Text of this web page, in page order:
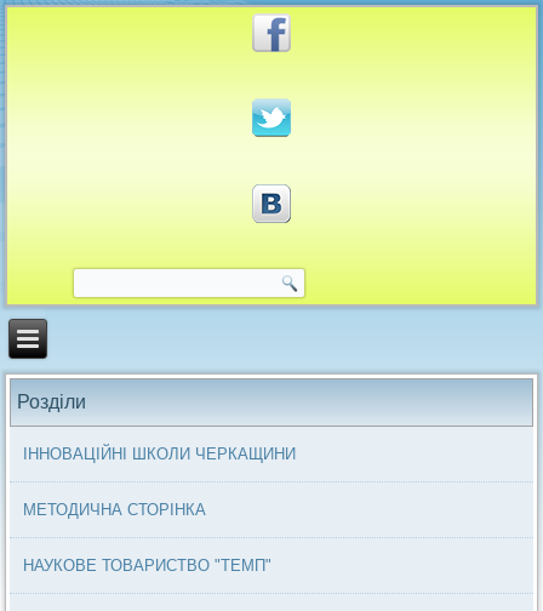
Розділи
ІННОВАЦІЙНІ ШКОЛИ ЧЕРКАЩИНИ
МЕТОДИЧНА СТОРІНКА
НАУКОВЕ ТОВАРИСТВО "ТЕМП"